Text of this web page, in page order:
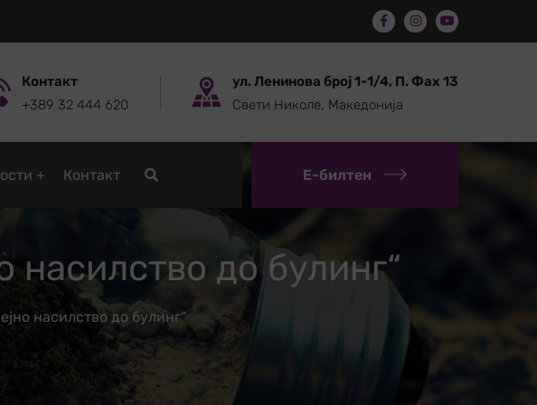
Контакт
+389 32 444 620
ул. Ленинова број 1-1/4, П. Фах 13
Свети Николе, Македонија
Контакт Е-билтен
насилство до булинг“
насилство до булинг“